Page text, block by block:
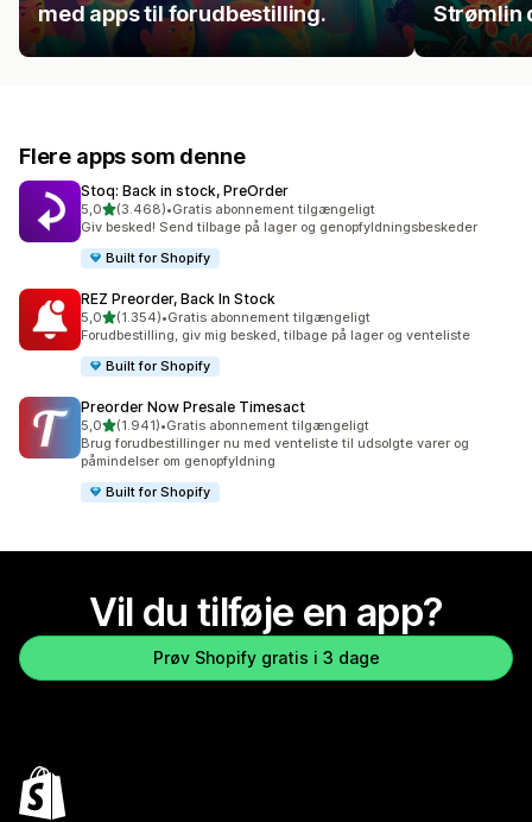
med apps til forudbestilling.
Strømlin
Flere apps som denne
Stoq: Back in stock, PreOrder
5,0ud af 5 stjerner
(3.468)
3468 anmeldelser i alt
•Gratis abonnement tilgængeligt
Giv besked! Send tilbage på lager og genopfyldningsbeskeder
Built for Shopify
REZ Preorder, Back In Stock
5,0ud af 5 stjerner
(1.354)
1354 anmeldelser i alt
•Gratis abonnement tilgængeligt
Forudbestilling, giv mig besked, tilbage på lager og venteliste
Built for Shopify
Preorder Now Presale Timesact
5,0ud af 5 stjerner
(1.941)
1941 anmeldelser i alt
•Gratis abonnement tilgængeligt
Brug forudbestillinger nu med venteliste til udsolgte varer og
påmindelser om genopfyldning
Built for Shopify
Vil du tilføje en app?
Prøv Shopify gratis i 3 dage